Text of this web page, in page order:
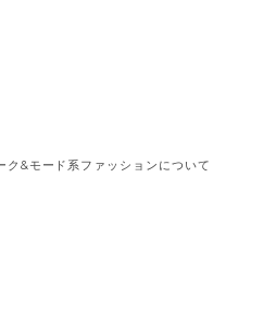
&モード系ファッションについて